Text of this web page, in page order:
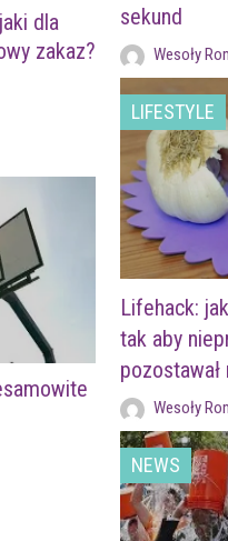
dla
zakaz?
sekund
Wesoły
LIFESTYLE
Lifehack:
tak aby
pozostawał
Wesoły
NEWS